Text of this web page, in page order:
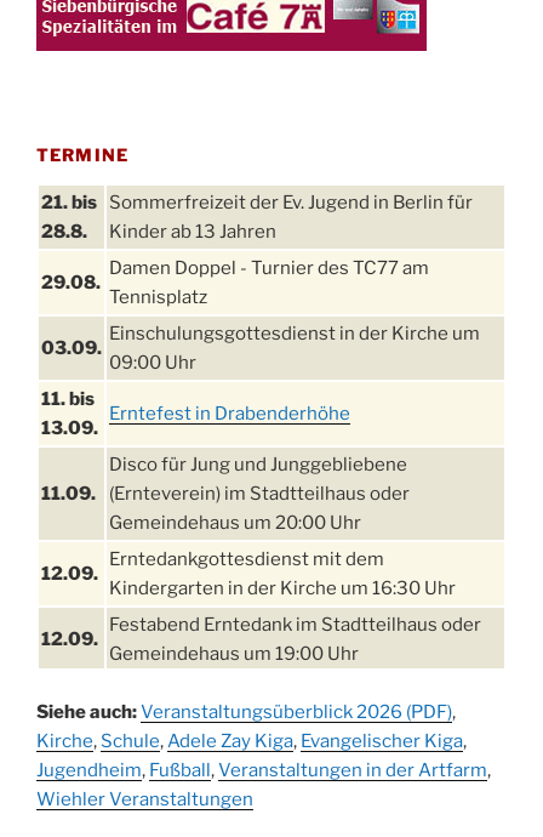
TERMINE
21. bis
28.8.
Sommerfreizeit der Ev. Jugend in Berlin für
Kinder ab 13 Jahren
29.08.
Damen Doppel - Turnier des TC77 am
Tennisplatz
03.09.
Einschulungsgottesdienst in der Kirche um
09:00 Uhr
11. bis
13.09.
Erntefest in Drabenderhöhe
11.09.
Disco für Jung und Junggebliebene
(Ernteverein) im Stadtteilhaus oder
Gemeindehaus um 20:00 Uhr
12.09.
Erntedankgottesdienst mit dem
Kindergarten in der Kirche um 16:30 Uhr
12.09.
Festabend Erntedank im Stadtteilhaus oder
Gemeindehaus um 19:00 Uhr
13.09.
Stadtteilhaus um 14:00 Uhr
19.09.
Schlagerabend im Stadtteilhaus
Drabenderhöhe
Siehe auch:Veranstaltungsüberblick 2026 (PDF),
Kirche, Schule,Adele Zay Kiga, Evangelischer Kiga,
Jugendheim, Fußball,Veranstaltungen in der Artfarm,
Wiehler Veranstaltungen